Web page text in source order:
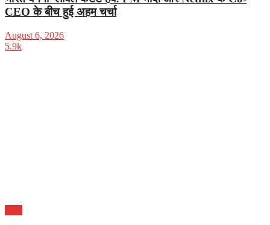
CEO के बीच हुई अहम चर्चा
August 6, 2026
5.9k